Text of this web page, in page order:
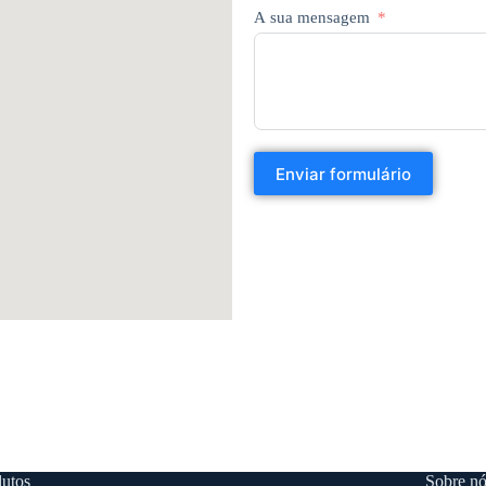
A sua mensagem
Enviar formulário
Sobre